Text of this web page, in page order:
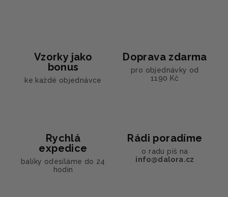
Vzorky jako
bonus
ke každé objednávce
Doprava zdarma
pro objednávky od
1190 Kč
Rychlá
expedice
balíky odesíláme do 24
hodin
Rádi poradíme
o radu piš na
info@dalora.cz